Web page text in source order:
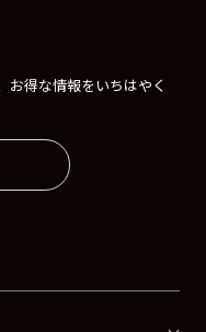
お得な情報をいちはやく